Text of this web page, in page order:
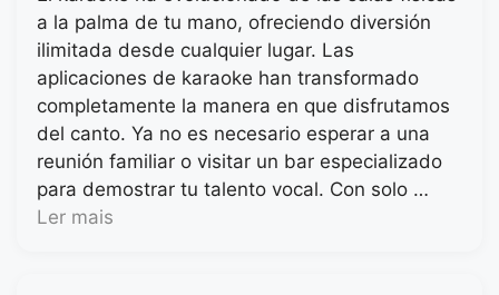
a la palma de tu mano, ofreciendo diversión
ilimitada desde cualquier lugar. Las
aplicaciones de karaoke han transformado
completamente la manera en que disfrutamos
del canto. Ya no es necesario esperar a una
reunión familiar o visitar un bar especializado
para demostrar tu talento vocal. Con solo …
Ler mais